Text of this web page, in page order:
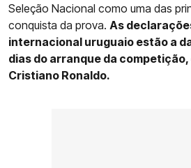
Seleção Nacional como uma das
conquista da prova. As
internacional uruguaio estão a
dias do arranque da
Cristiano Ronaldo.